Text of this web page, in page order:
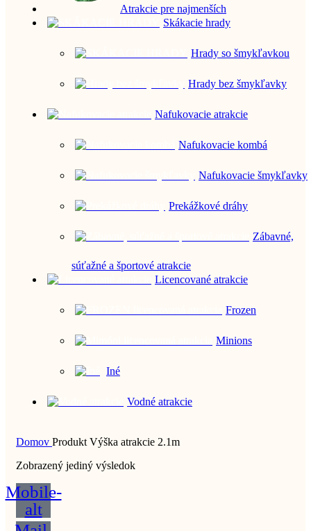
Atrakcie pre najmenších
Skákacie hrady
Hrady so šmykľavkou
Hrady bez šmykľavky
Nafukovacie atrakcie
Nafukovacie kombá
Nafukovacie šmykľavky
Prekážkové dráhy
Zábavné,
súťažné a športové atrakcie
Licencované atrakcie
Frozen
Minions
Iné
Vodné atrakcie
Domov Produkt Výška atrakcie 2.1m
Zobrazený jediný výsledok
Mobile-
alt